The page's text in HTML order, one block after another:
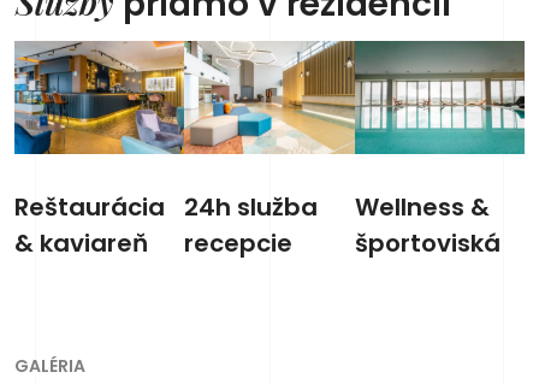
Reštaurácia
& kaviareň
24h služba
recepcie
Wellness &
športoviská
GALÉRIA